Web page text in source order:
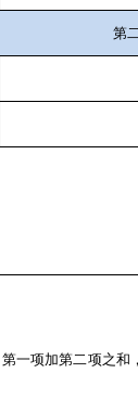
第
一项加第二项之和